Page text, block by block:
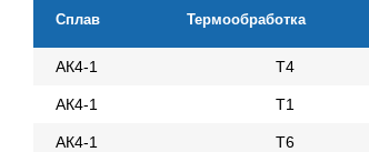
Сплав Термообработка
АК4-1 Т4
АК4-1 Т1
АК4-1 Т6